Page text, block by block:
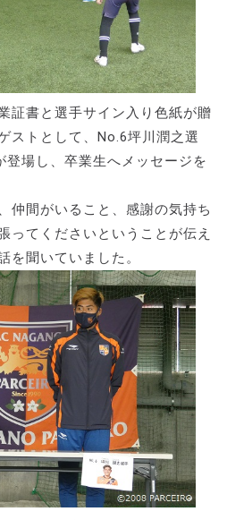
証書と選手サイン入り色紙が贈
ストとして、No.6坪川潤之選
場し、卒業生へメッセージを
仲間がいること、感謝の気持ち
ってくださいということが伝え
を聞いていました。